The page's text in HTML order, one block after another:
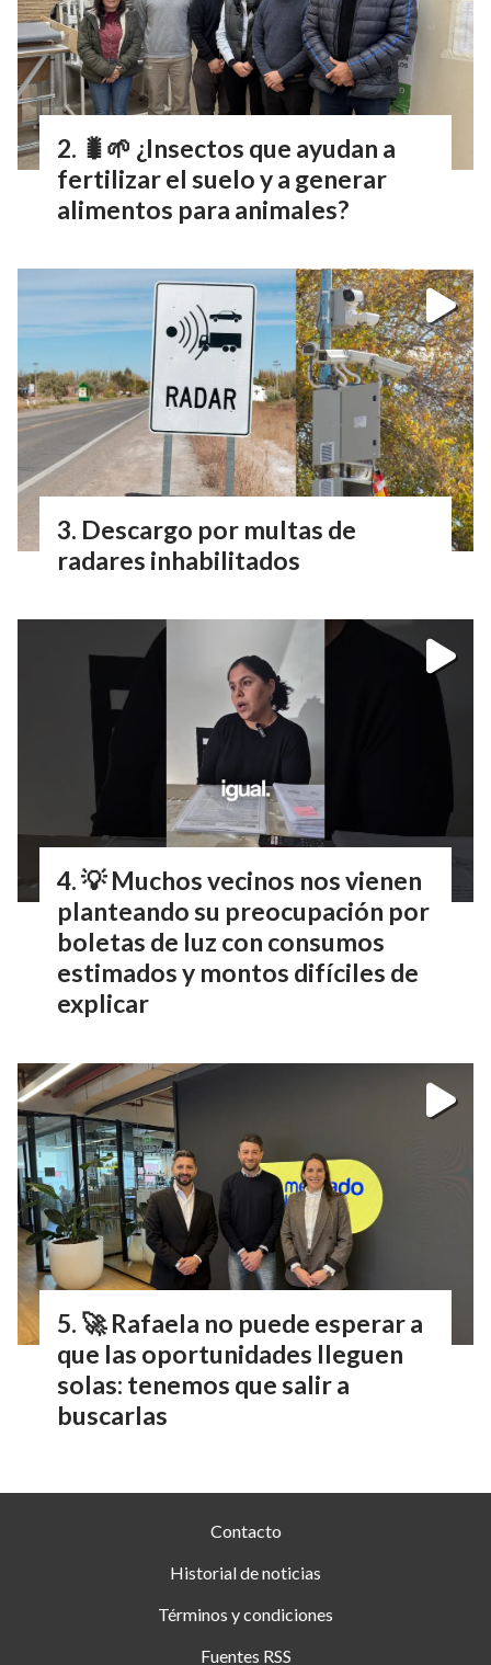
🐛🌱 ¿Insectos que ayudan a
fertilizar el suelo y a generar
alimentos para animales?
Descargo por multas de
radares inhabilitados
💡 Muchos vecinos nos vienen
planteando su preocupación por
boletas de luz con consumos
estimados y montos difíciles de
explicar
🚀 Rafaela no puede esperar a
que las oportunidades lleguen
solas: tenemos que salir a
buscarlas
Contacto
Historial de noticias
Términos y condiciones
Fuentes RSS